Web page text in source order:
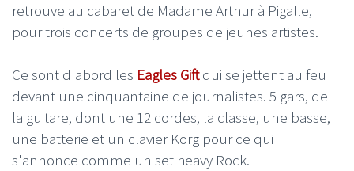
retrouve au cabaret de Madame Arthur à Pigalle,
pour trois concerts de groupes de jeunes artistes.
Ce sont d'abord les Eagles Giftqui se jettent au feu
devant une cinquantaine de journalistes. 5 gars, de
la guitare, dont une 12 cordes, la classe, une basse,
une batterie et un clavier Korg pour ce qui
s'annonce comme un set heavy Rock.